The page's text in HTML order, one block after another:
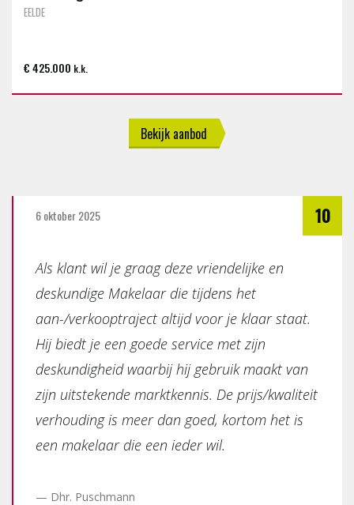
EELDE
€ 425.000 k.k.
Bekijk aanbod
6 oktober 2025
Als klant wil je graag deze vriendelijke en
deskundige Makelaar die tijdens het
aan-/verkooptraject altijd voor je klaar staat.
Hij biedt je een goede service met zijn
deskundigheid waarbij hij gebruik maakt van
zijn uitstekende marktkennis. De prijs/kwaliteit
verhouding is meer dan goed, kortom het is
een makelaar die een ieder wil.
Dhr. Puschmann
10